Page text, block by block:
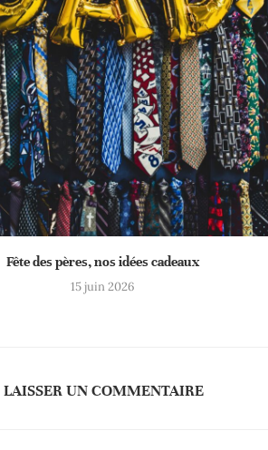
Fête des pères, nos idées cadeaux
15 juin 2026
LAISSER UN COMMENTAIRE